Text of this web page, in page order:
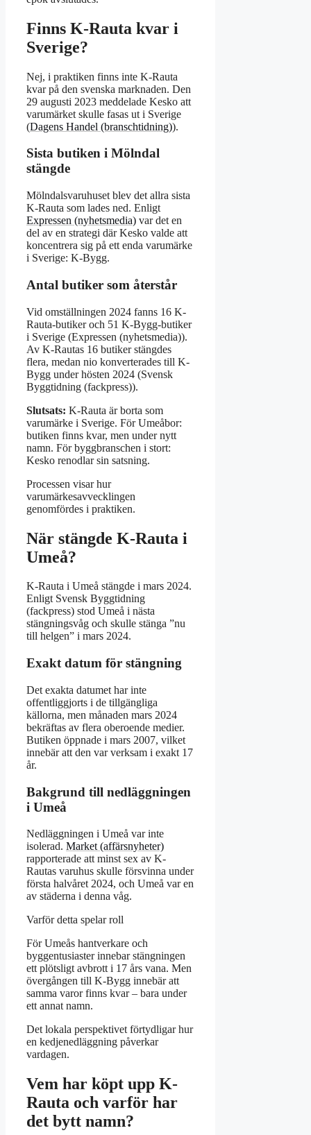
Finns K-Rauta kvar i
Sverige?
Nej, i praktiken finns inte K-Rauta
kvar på den svenska marknaden. Den
29 augusti 2023 meddelade Kesko att
varumärket skulle fasas ut i Sverige
(Dagens Handel (branschtidning)).
Sista butiken i Mölndal
stängde
Mölndalsvaruhuset blev det allra sista
K-Rauta som lades ned. Enligt
Expressen (nyhetsmedia) var det en
del av en strategi där Kesko valde att
koncentrera sig på ett enda varumärke
i Sverige: K-Bygg.
Antal butiker som återstår
Vid omställningen 2024 fanns 16 K-
Rauta-butiker och 51 K-Bygg-butiker
i Sverige (Expressen (nyhetsmedia)).
Av K-Rautas 16 butiker stängdes
flera, medan nio konverterades till K-
Bygg under hösten 2024 (Svensk
Byggtidning (fackpress)).
Slutsats: K-Rauta är borta som
varumärke i Sverige. För Umeåbor:
butiken finns kvar, men under nytt
namn. För byggbranschen i stort:
Kesko renodlar sin satsning.
Processen visar hur
varumärkesavvecklingen
genomfördes i praktiken.
När stängde K-Rauta i
Umeå?
K-Rauta i Umeå stängde i mars 2024.
Enligt Svensk Byggtidning
(fackpress) stod Umeå i nästa
stängningsvåg och skulle stänga ”nu
till helgen” i mars 2024.
Exakt datum för stängning
Det exakta datumet har inte
offentliggjorts i de tillgängliga
källorna, men månaden mars 2024
bekräftas av flera oberoende medier.
Butiken öppnade i mars 2007, vilket
innebär att den var verksam i exakt 17
år.
Bakgrund till nedläggningen
i Umeå
Nedläggningen i Umeå var inte
isolerad. Market (affärsnyheter)
rapporterade att minst sex av K-
Rautas varuhus skulle försvinna under
första halvåret 2024, och Umeå var en
av städerna i denna våg.
Varför detta spelar roll
För Umeås hantverkare och
byggentusiaster innebar stängningen
ett plötsligt avbrott i 17 års vana. Men
övergången till K-Bygg innebär att
samma varor finns kvar – bara under
ett annat namn.
Det lokala perspektivet förtydligar hur
en kedjenedläggning påverkar
vardagen.
Vem har köpt upp K-
Rauta och varför har
det bytt namn?